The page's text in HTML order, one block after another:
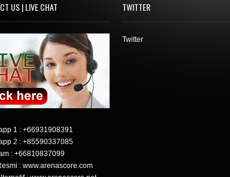
US | LIVE CHAT
1 : +66931908391
2 : +85590337085
: +66810837099
: www.arenascore.com
TWITTER
Twitter